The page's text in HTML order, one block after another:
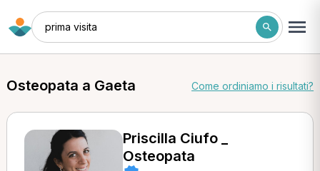
prima visita
Osteopata a Gaeta Come ordiniamo i risultati?
Priscilla Ciufo _
Osteopata